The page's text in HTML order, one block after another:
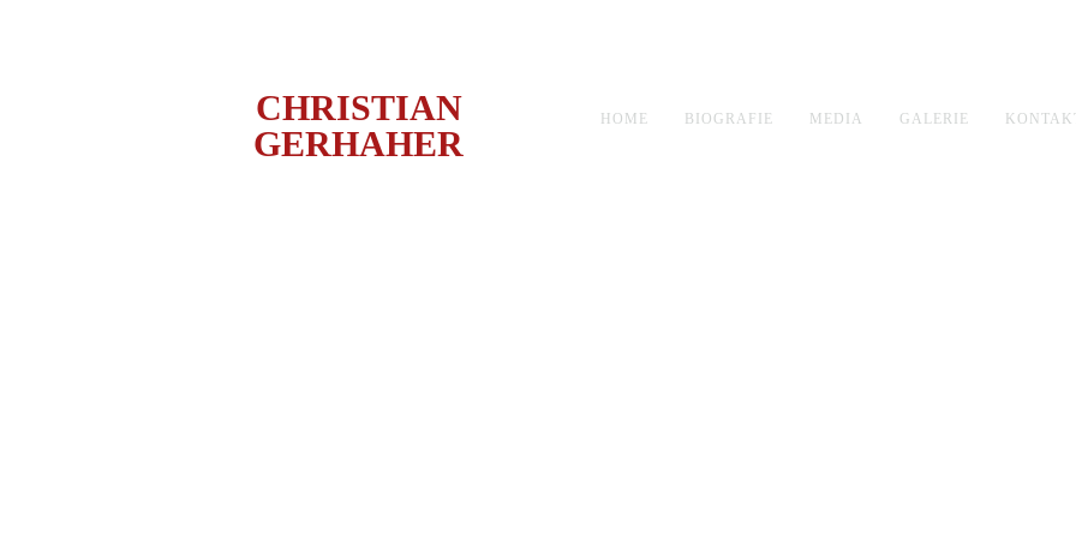
CHRISTIAN
GERHAHER
HOME BIOGRAFIE MEDIA GALERIE